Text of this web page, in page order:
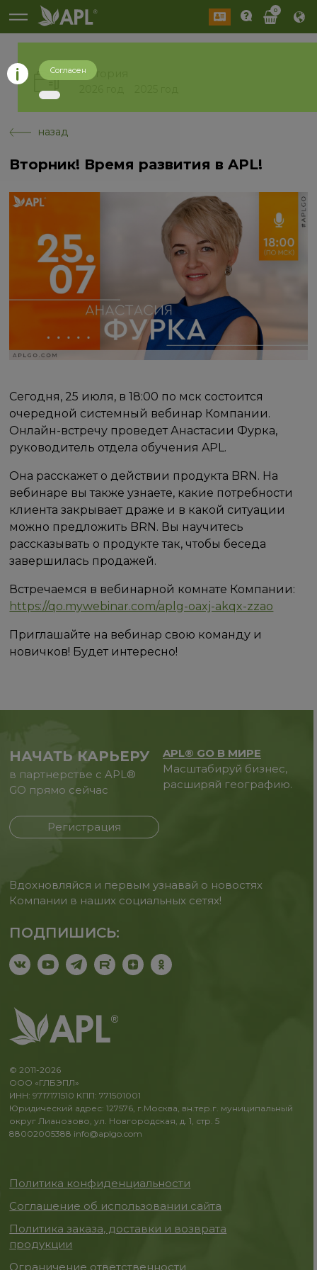
0
История
назад
Вторник! Время развития в APL!
Сегодня, 25 июля, в 18:00 по мск состоится
очередной системный вебинар Компании.
Онлайн-встречу проведет Анастасии Фурка,
руководитель отдела обучения APL.
Она расскажет о действии продукта BRN. На
вебинаре вы также узнаете, какие потребности
клиента закрывает драже и в какой ситуации
можно предложить BRN. Вы научитесь
рассказывать о продукте так, чтобы беседа
завершилась продажей.
Встречаемся в вебинарной комнате Компании:
https://qo.mywebinar.com/aplg-oaxj-akqx-zzao
Приглашайте на вебинар свою команду и
новичков! Будет интересно!
НАЧАТЬ КАРЬЕРУ
в партнерстве с APL®
GO прямо сейчас
Регистрация
APL® GO В МИРЕ
Масштабируй бизнес,
расширяй географию.
Вдохновляйся и первым узнавай о новостях
Компании в наших социальных сетях!
ПОДПИШИСЬ:
© 2011-2026
ООО «ГЛБЭПЛ»
ИНН: 9717171510 КПП: 771501001
Юридический адрес: 127576, г.Москва, вн.тер.г. муниципальный
округ Лианозово, ул. Новгородская, д. 1, стр. 5
88002005388 info@aplgo.com
Политика конфиденциальности
Соглашение об использовании сайта
Политика заказа, доставки и возврата
продукции
Ограничение ответственности
Согласен